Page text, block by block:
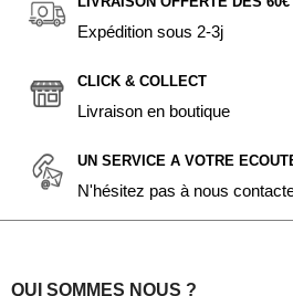
Expédition sous 2-3j
CLICK & COLLECT
Livraison en boutique
UN SERVICE A VOTRE
N'hésitez pas à nous
QUI SOMMES NOUS ?